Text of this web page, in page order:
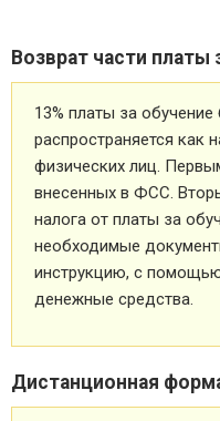
Возврат части платы
13% платы за
распространяется как
физических лиц.
внесенных в ФСС.
налога от платы за
необходимые
инструкцию, с
денежные средства.
Дистанционная